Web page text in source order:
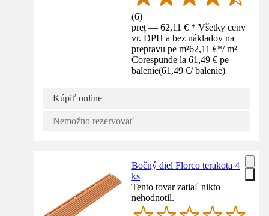
(6)
preț — 62,11 € * Všetky ceny
vr. DPH a bez nákladov na
prepravu pe m²62,11 €*/ m²
Corespunde la 61,49 € pe
balenie(61,49 €/ balenie)
Kúpiť online
Nemožno rezervovať
Bočný diel Florco terakota 4
ks
Tento tovar zatiaľ nikto
nehodnotil.